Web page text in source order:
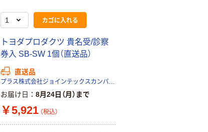
カゴに入れる
トヨダプロダクツ 貴名受/診察
券入 SB-SW 1個（直送品）
直送品
プラス株式会社ジョインテックスカンパニー
お届け日 8月24日（月）まで
￥5,921 （税込）